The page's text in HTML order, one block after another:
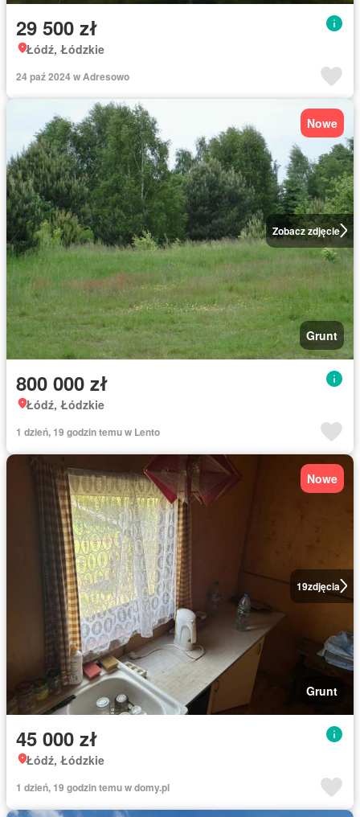
29 500 zł
Łódź, Łódzkie
24 paź 2024 w Adresowo
Zobacz zdjęcie
Nowe
Grunt
800 000 zł
Łódź, Łódzkie
1 dzień, 19 godzin temu w Lento
19zdjęcia
Nowe
Grunt
45 000 zł
Łódź, Łódzkie
1 dzień, 19 godzin temu w domy.pl